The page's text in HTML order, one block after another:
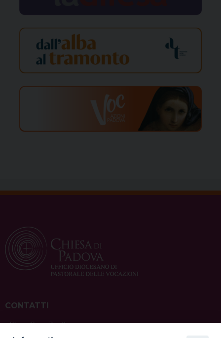
CONTATTI
ufficio: Casa Pio X
via Bonporti, 20 – 35141 Padova